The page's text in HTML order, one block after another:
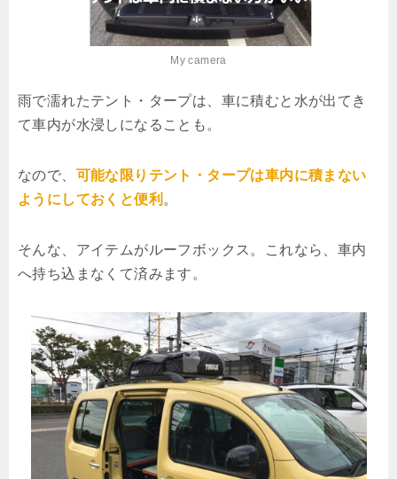
My camera
雨で濡れたテント・タープは、車に積むと水が出てき
て車内が水浸しになることも。
なので、 可能な限りテント・タープは車内に積まない
ようにしておくと便利 。
そんな、アイテムがルーフボックス。これなら、車内
へ持ち込まなくて済みます。